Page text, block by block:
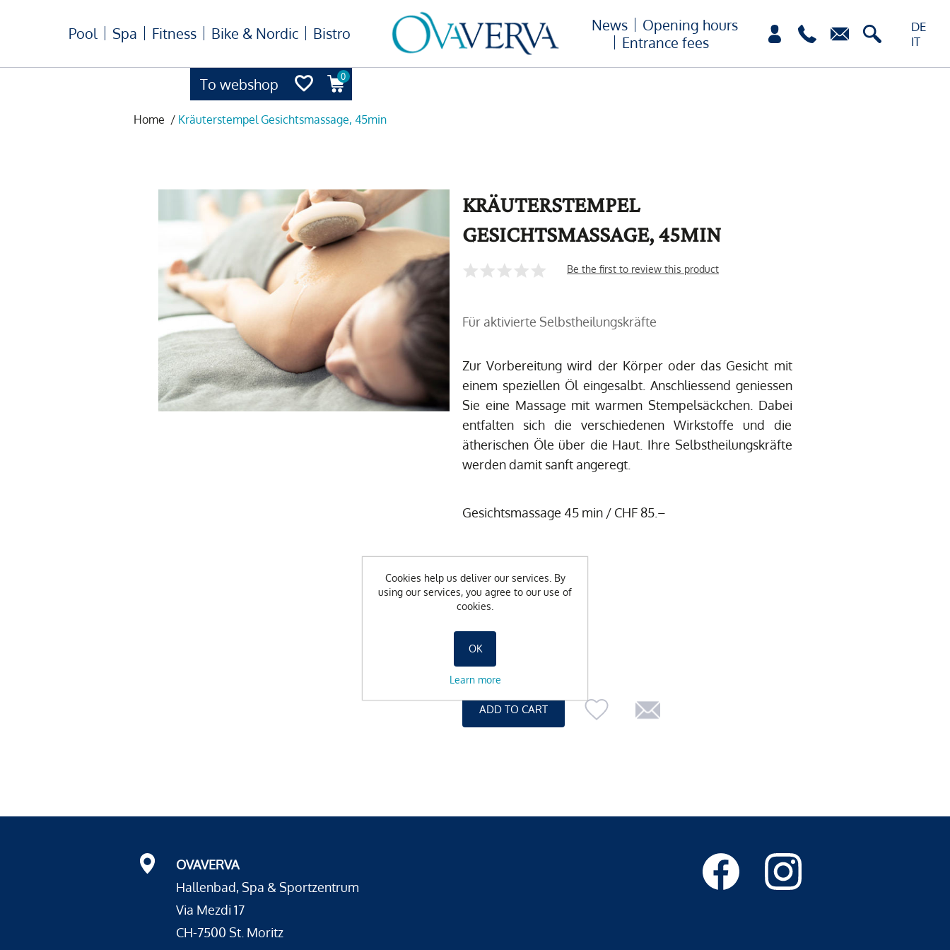
To webshop 0
DE
IT
Pool Spa Fitness Bike & Nordic Bistro News
Opening hours
Entrance fees
Home / Kräuterstempel Gesichtsmassage, 45min
KRÄUTERSTEMPEL
GESICHTSMASSAGE, 45MIN
Be the first to review this product
Für aktivierte Selbstheilungskräfte
Zur Vorbereitung wird der Körper oder das Gesicht mit
einem speziellen Öl eingesalbt. Anschliessend geniessen
Sie eine Massage mit warmen Stempelsäckchen. Dabei
entfalten sich die verschiedenen Wirkstoffe und die
ätherischen Öle über die Haut. Ihre Selbstheilungskräfte
werden damit sanft angeregt.
Gesichtsmassage 45 min / CHF 85.–
CHF 90.00
-
OVAVERVA
Hallenbad, Spa & Sportzentrum
Via Mezdi 17
CH-7500 St. Moritz
Cookies help us deliver our services. By
using our services, you agree to our use of
cookies.
OK
Learn more